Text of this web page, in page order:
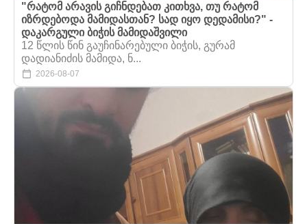
"რატომ არავის გიჩნდებათ კითხვა, თუ რატომ
იზრდებოდა მამიდასთან? სად იყო დედამისი?" -
დაკარგული ბიჭის მამიდაშვილი
12 წლის წინ გაუჩინარებული ბიჭის, გურამ
დადიანიძის მამიდა, ნ...
2026-08-07